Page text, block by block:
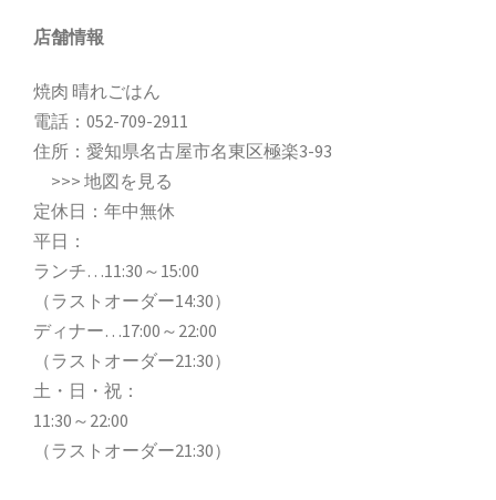
店舗情報
焼肉 晴れごはん
電話： 052-709-2911
住所：愛知県名古屋市名東区極楽3-93
>>> 地図を見る
定休日：年中無休
平日：
ランチ…11:30～15:00
（ラストオーダー14:30）
ディナー…17:00～22:00
（ラストオーダー21:30）
土・日・祝：
11:30～22:00
（ラストオーダー21:30）